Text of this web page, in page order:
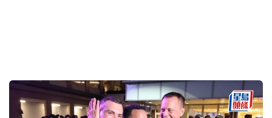
名家專欄 2026-07-27 17:49 HKT